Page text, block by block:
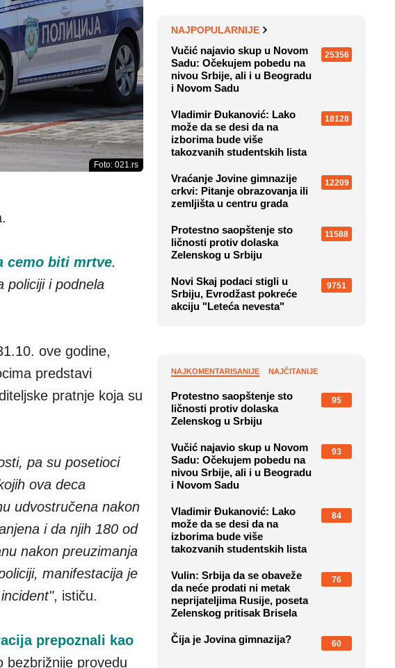
Foto: 021.rs
cemo biti mrtve.
policiji i podnela
ove godine,
predstavi
pratnje koja su
pa su posetioci
ova deca
udvostručena nakon
i da njih 180 od
nakon preuzimanja
manifestacija je
, ističu.
prepoznali kao
bezbrižnije provedu
NAJPOPULARNIJE
Vučić najavio skup u Novom
Sadu: Očekujem pobedu na
nivou Srbije, ali i u Beogradu
i Novom Sadu
25356
Vladimir Đukanović: Lako
može da se desi da na
izborima bude više
takozvanih studentskih lista
18128
Vraćanje Jovine gimnazije
crkvi: Pitanje obrazovanja ili
zemljišta u centru grada
12209
Protestno saopštenje sto
ličnosti protiv dolaska
Zelenskog u Srbiju
11588
Novi Skaj podaci stigli u
Srbiju, Evrodžast pokreće
akciju "Leteća nevesta"
9751
NAJKOMENTARISANIJE NAJČITANIJE
Protestno saopštenje sto
ličnosti protiv dolaska
Zelenskog u Srbiju
95
Vučić najavio skup u Novom
Sadu: Očekujem pobedu na
nivou Srbije, ali i u Beogradu
i Novom Sadu
93
Vladimir Đukanović: Lako
može da se desi da na
izborima bude više
takozvanih studentskih lista
84
Vulin: Srbija da se obaveže
da neće prodati ni metak
neprijateljima Rusije, poseta
Zelenskog pritisak Brisela
76
Čija je Jovina gimnazija? 60